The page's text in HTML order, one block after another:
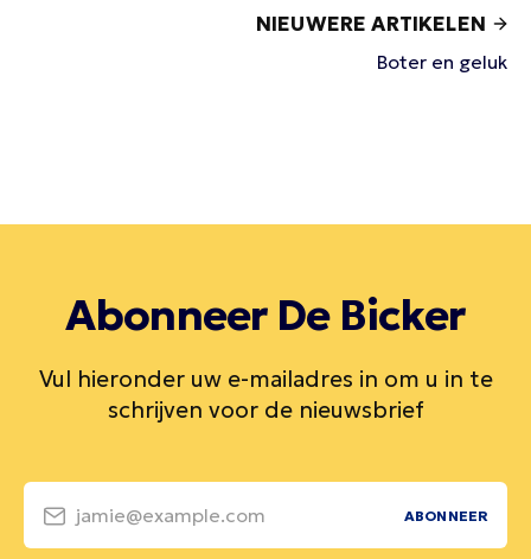
NIEUWERE ARTIKELEN
Boter en geluk
Abonneer De Bicker
Vul hieronder uw e-mailadres in om u in te
schrijven voor de nieuwsbrief
jamie@example.com ABONNEER